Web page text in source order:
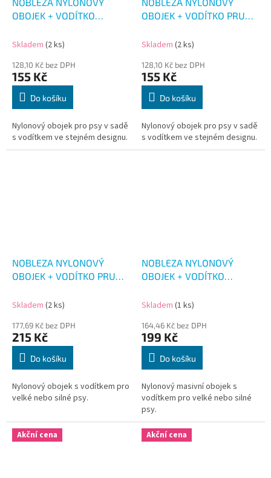
OBOJEK + VODÍTKO
CM
Skladem (2 ks)
128,10 Kč bez DPH
155 Kč
Do košíku
Nylonový obojek pro psy v sadě
s vodítkem ve stejném designu.
OBOJEK + VODÍTKO PRUH
Skladem (2 ks)
128,10 Kč bez DPH
155 Kč
Do košíku
Nylonový obojek pro psy v sadě
s vodítkem ve stejném designu.
NOBLEZA NYLONOVÝ
OBOJEK + VODÍTKO PRUH
Skladem (2 ks)
177,69 Kč bez DPH
215 Kč
Do košíku
Nylonový obojek s vodítkem pro
velké nebo silné psy.
NOBLEZA NYLONOVÝ
OBOJEK + VODÍTKO
Skladem (1 ks)
164,46 Kč bez DPH
199 Kč
Do košíku
Nylonový masivní obojek s
vodítkem pro velké nebo silné
psy.
Akční cena Akční cena